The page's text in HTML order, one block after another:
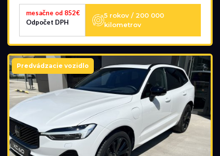
mesačne od 852€
Odpočet DPH
5 rokov / 200 000
kilometrov
Predvádzacie vozidlo